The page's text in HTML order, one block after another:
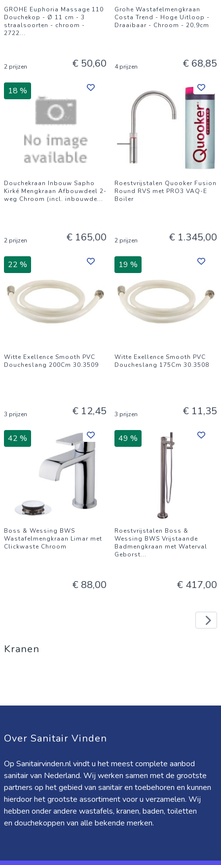
GROHE Euphoria Massage 110
Douchekop - Ø 11 cm - 3
straalsoorten - chroom -
2722...
2 prijzen € 50,60
Grohe Wastafelmengkraan
Costa Trend - Hoge Uitloop -
Draaibaar - Chroom - 20,9cm
4 prijzen € 68,85
18 %
Douchekraan Inbouw Sapho
Kirké Mengkraan Afbouwdeel 2-
weg Chroom (incl. inbouwde...
2 prijzen € 165,00
Roestvrijstalen Quooker Fusion
Round RVS met PRO3 VAQ-E
Boiler
2 prijzen € 1.345,00
22 %
Witte Exellence Smooth PVC
Doucheslang 200Cm 30.3509
3 prijzen € 12,45
19 %
Witte Exellence Smooth PVC
Doucheslang 175Cm 30.3508
3 prijzen € 11,35
42 %
Boss & Wessing BWS
Wastafelmengkraan Limar met
Clickwaste Chroom
€ 88,00
49 %
Roestvrijstalen Boss &
Wessing BWS Vrijstaande
Badmengkraan met Waterval
Geborst...
€ 417,00
Kranen
Over Sanitair Vinden
Op Sanitairvinden.nl vindt u het meest complete aanbod
sanitair van Nederland. Wij werken samen met de grootste
partners op het gebied van sanitair en toebehoren en kunnen
hierdoor het grootste assortiment voor u verzamelen. Wij
hebben onder andere wastafels, kranen, baden, toiletten
en douchekoppen van alle bekende merken.